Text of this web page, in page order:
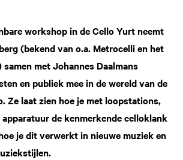
workshop in de Cello Yurt neemt
(bekend van o.a. Metrocelli en het
met Johannes Daalmans
en publiek mee in de wereld van de
Ze laat zien hoe je met loopstations,
apparatuur de kenmerkende celloklank
je dit verwerkt in nieuwe muziek en